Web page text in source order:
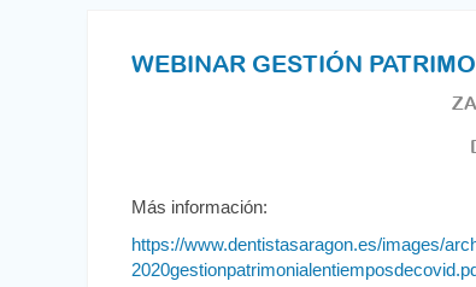
WEBINAR GESTIÓN
Más información:
https://www.dentistasaragon.es/images/